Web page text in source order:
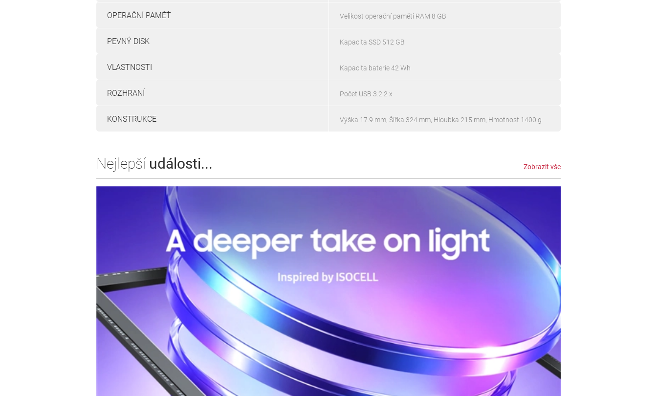
OPERAČNÍ PAMĚŤ Velikost operační paměti RAM 8 GB
PEVNÝ DISK Kapacita SSD 512 GB
VLASTNOSTI Kapacita baterie 42 Wh
ROZHRANÍ Počet USB 3.2 2 x
KONSTRUKCE Výška 17.9 mm, Šířka 324 mm, Hloubka 215 mm, Hmotnost 1400 g
Nejlepší události... Zobrazit vše